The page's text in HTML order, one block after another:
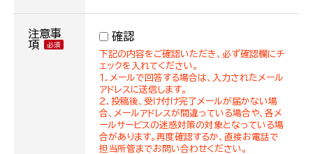
注意事
項
確認
下記の内容をご確認いただき、必ず確認欄にチ
ェックを入れてください。
１．メールで回答する場合は、入力されたメール
アドレスに送信します。
２．投稿後、受け付け完了メールが届かない場
合、メールアドレスが間違っている場合や、各メ
ールサービスの迷惑対策の対象となっている場
合があります。再度確認するか、直接お電話で
担当所管までお問い合わせください。